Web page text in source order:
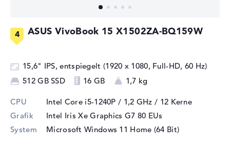
ASUS VivoBook 15 X1502ZA-BQ159W
15,6" IPS, entspiegelt (1920 x 1080, Full-HD, 60 Hz)
512 GB SSD
16 GB 1,7 kg
CPU Intel Core i5-1240P / 1,2 GHz / 12 Kerne
Grafik
Intel Iris Xe Graphics G7 80 EUs
System
Microsoft Windows 11 Home (64 Bit)